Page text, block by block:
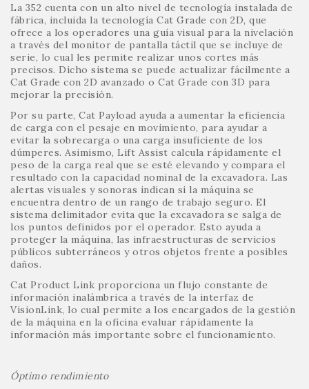
La 352 cuenta con un alto nivel de tecnología instalada de
fábrica, incluida la tecnología Cat Grade con 2D, que
ofrece a los operadores una guía visual para la nivelación
a través del monitor de pantalla táctil que se incluye de
serie, lo cual les permite realizar unos cortes más
precisos. Dicho sistema se puede actualizar fácilmente a
Cat Grade con 2D avanzado o Cat Grade con 3D para
mejorar la precisión.
Por su parte, Cat Payload ayuda a aumentar la eficiencia
de carga con el pesaje en movimiento, para ayudar a
evitar la sobrecarga o una carga insuficiente de los
dúmperes. Asimismo, Lift Assist calcula rápidamente el
peso de la carga real que se esté elevando y compara el
resultado con la capacidad nominal de la excavadora. Las
alertas visuales y sonoras indican si la máquina se
encuentra dentro de un rango de trabajo seguro. El
sistema delimitador evita que la excavadora se salga de
los puntos definidos por el operador. Esto ayuda a
proteger la máquina, las infraestructuras de servicios
públicos subterráneos y otros objetos frente a posibles
daños.
Cat Product Link proporciona un flujo constante de
información inalámbrica a través de la interfaz de
VisionLink, lo cual permite a los encargados de la gestión
de la máquina en la oficina evaluar rápidamente la
información más importante sobre el funcionamiento.
Óptimo rendimiento